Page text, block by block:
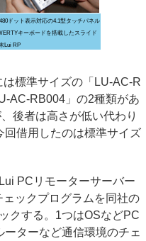
ドット表示対応の4.1型タッチパネル
キーボードを搭載したスライド
Lui RP
標準サイズの「LU-AC-R
AC-RB004」の2種類があ
後者は高さが低い代わり
借用したのは標準サイズ
PCリモーターサーバー
ックプログラムを同社の
クする。1つはOSなどPC
ターなど通信環境のチェ